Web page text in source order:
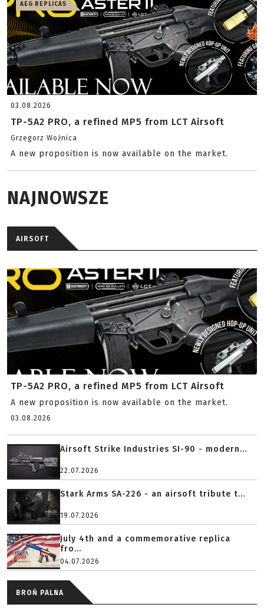
AEG REPLICAS
03.08.2026
TP-5A2 PRO, a refined MP5 from LCT Airsoft
Grzegorz Woźnica
A new proposition is now available on the market.
NAJNOWSZE
AIRSOFT
TP-5A2 PRO, a refined MP5 from LCT Airsoft
A new proposition is now available on the market.
03.08.2026
Airsoft Strike Industries SI-90 - modern...
22.07.2026
Stark Arms SA-226 - an airsoft tribute t...
19.07.2026
July 4th and a commemorative replica
fro...
04.07.2026
BROŃ PALNA